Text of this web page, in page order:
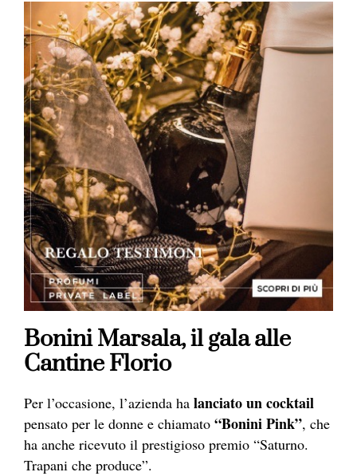
Bonini Marsala, il gala alle
Cantine Florio
Per l’occasione, l’azienda ha lanciato un cocktail
pensato per le donne e chiamato “Bonini Pink”, che
ha anche ricevuto il prestigioso premio “Saturno.
Trapani che produce”.